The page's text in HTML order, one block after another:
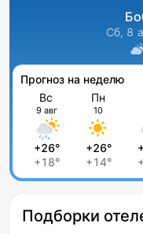
Сб, 8
Прогноз на неделю
Вс
9 авг
+26°
+18°
Пн
10
+26°
+14°
Подборки